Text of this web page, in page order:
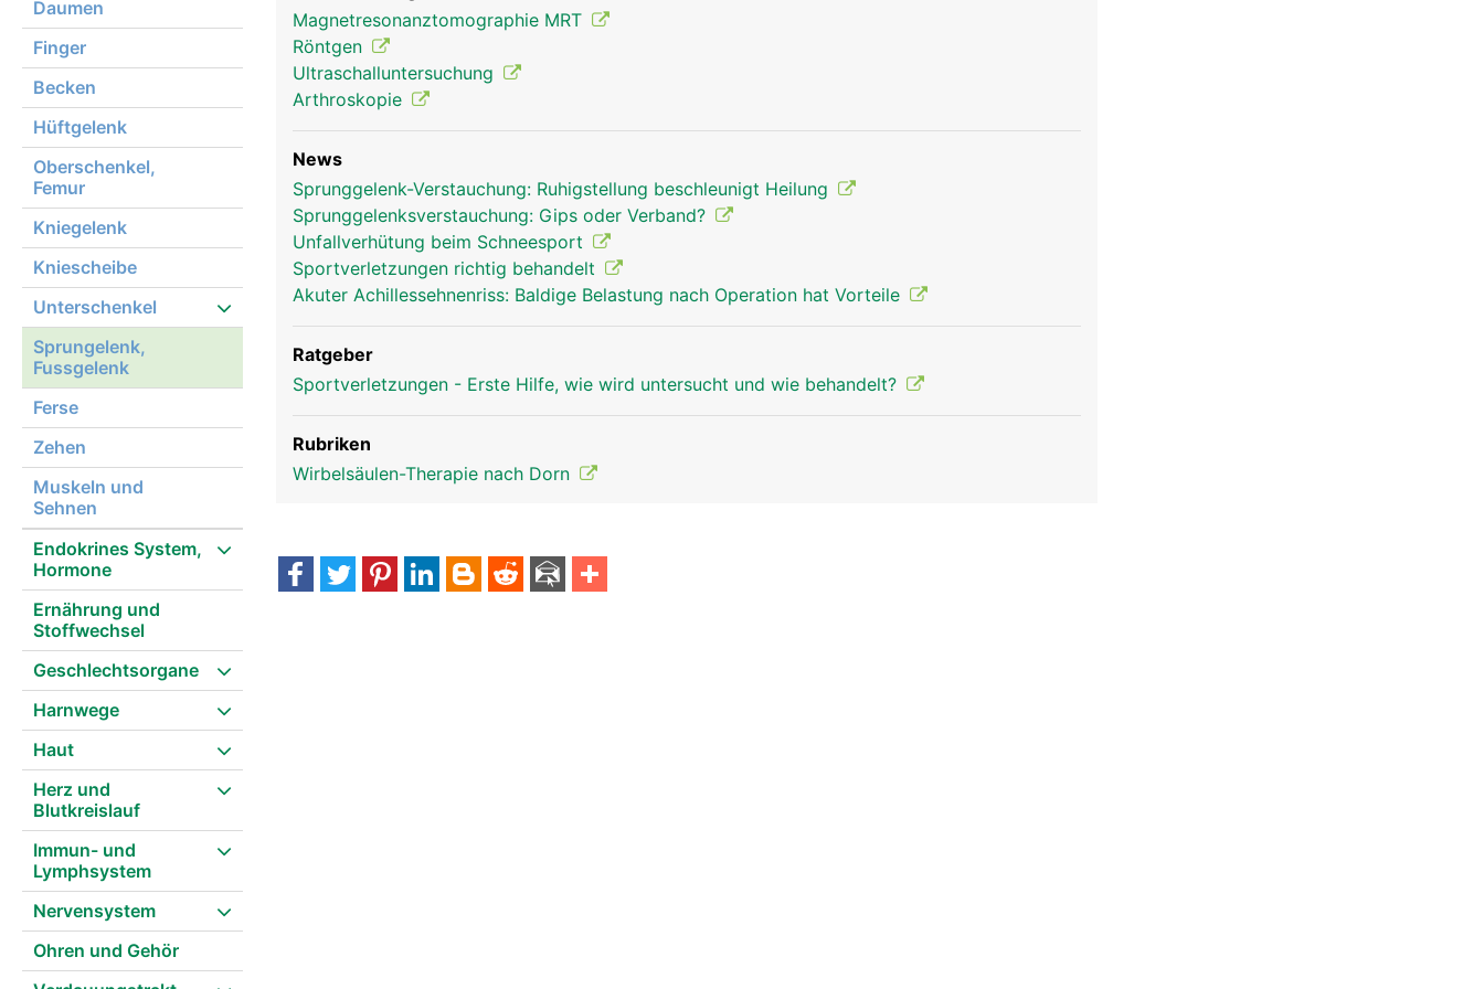
Daumen
Finger
Becken
Hüftgelenk
Oberschenkel,
Femur
Kniegelenk
Kniescheibe
Unterschenkel
Sprungelenk,
Fussgelenk
Ferse
Zehen
Muskeln und
Sehnen
Endokrines System,
Hormone
Ernährung und
Stoffwechsel
Geschlechtsorgane
Harnwege
Haut
Herz und
Blutkreislauf
Immun- und
Lymphsystem
Nervensystem
Ohren und Gehör
Sprunggelenk Frau
Magnetresonanztomographie MRT
Röntgen
Ultraschalluntersuchung
Arthroskopie
News
Sprunggelenk-Verstauchung: Ruhigstellung beschleunigt Heilung
Sprunggelenksverstauchung: Gips oder Verband?
Unfallverhütung beim Schneesport
Sportverletzungen richtig behandelt
Akuter Achillessehnenriss: Baldige Belastung nach Operation hat Vorteile
Ratgeber
Sportverletzungen - Erste Hilfe, wie wird untersucht und wie behandelt?
Rubriken
Wirbelsäulen-Therapie nach Dorn